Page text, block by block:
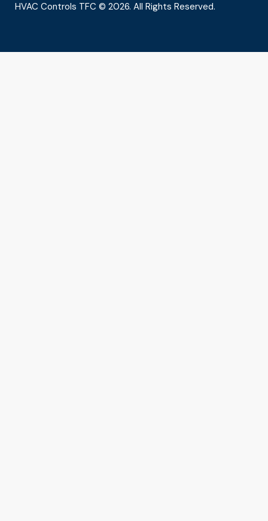
HVAC Controls TFC © 2026. All Rights Reserved.